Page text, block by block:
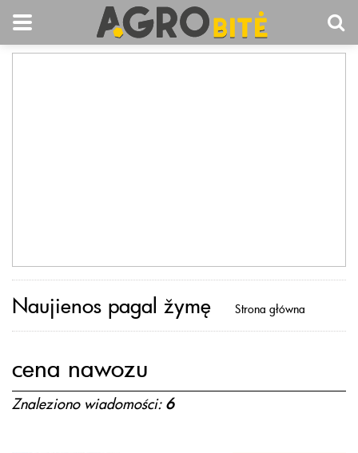
Naujienos pagal žymę Strona główna
cena nawozu
Znaleziono wiadomości: 6